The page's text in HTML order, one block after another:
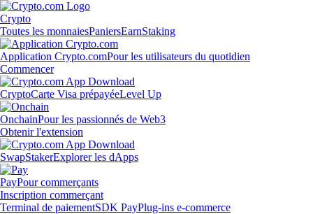
Crypto
Toutes les monnaiesPaniersEarnStaking
Application Crypto.comPour les utilisateurs du quotidien
Commencer
CryptoCarte Visa prépayéeLevel Up
OnchainPour les passionnés de Web3
Obtenir l'extension
SwapStakerExplorer les dApps
PayPour commerçants
Inscription commerçant
Terminal de paiementSDK PayPlug-ins e-commerce